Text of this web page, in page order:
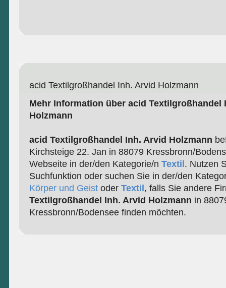
acid Textilgroßhandel Inh. Arvid Holzmann
Mehr Information über acid Textilgroßhandel
Holzmann
acid Textilgroßhandel Inh. Arvid Holzmann
Kirchsteige 22. Jan in 88079 Kressbronn/
Webseite in der/den Kategorie/n Textil . Nutzen
Suchfunktion oder suchen Sie in der/den
Körper und Geistoder Textil , falls Sie andere
Textilgroßhandel Inh. Arvid Holzmann in
Kressbronn/Bodensee finden möchten.